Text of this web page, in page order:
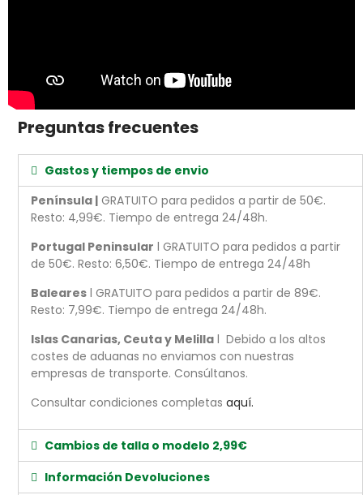
Preguntas frecuentes
Gastos y tiempos de envio
Península | GRATUITO para pedidos a partir de 50€.
Resto: 4,99€. Tiempo de entrega 24/48h.
Portugal Peninsular l GRATUITO para pedidos a partir
de 50€. Resto: 6,50€. Tiempo de entrega 24/48h
Baleares l GRATUITO para pedidos a partir de 89€.
Resto: 7,99€. Tiempo de entrega 24/48h.
Islas Canarias, Ceuta y Melilla l Debido a los altos
costes de aduanas no enviamos con nuestras
empresas de transporte. Consúltanos.
Consultar condiciones completasaquí.
Cambios de talla o modelo 2,99€
Información Devoluciones